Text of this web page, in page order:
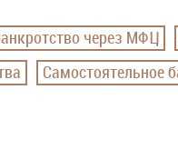
через МФЦ
Самостоятельное